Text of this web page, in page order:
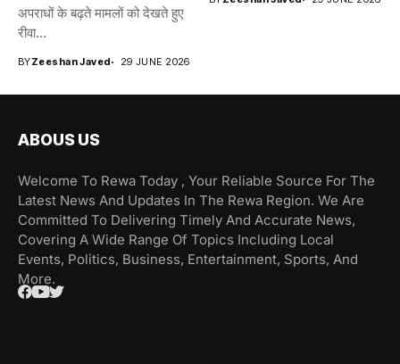
अपराधों के बढ़ते मामलों को देखते हुए
रीवा...
BYZeeshan Javed 29 JUNE 2026
ABOUS US
Welcome To Rewa Today , Your Reliable Source For The
Latest News And Updates In The Rewa Region. We Are
Committed To Delivering Timely And Accurate News,
Covering A Wide Range Of Topics Including Local
Events, Politics, Business, Entertainment, Sports, And
More.